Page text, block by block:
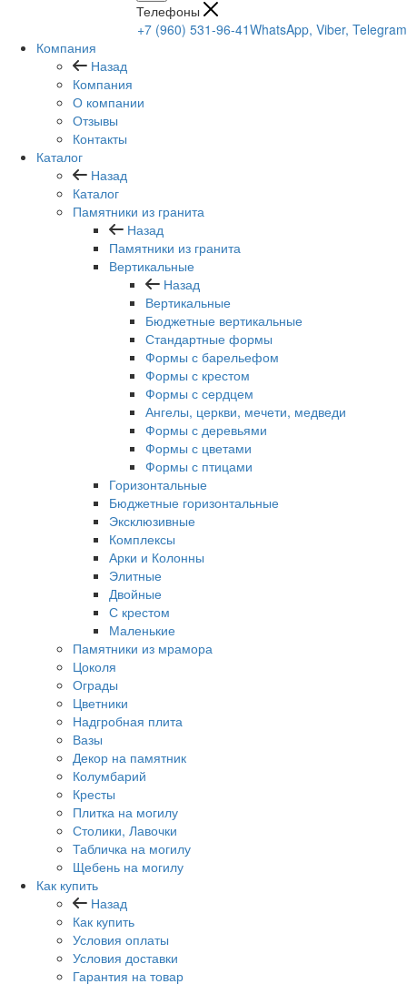
Телефоны
+7 (960) 531-96-41WhatsApp, Viber, Telegram
Компания
Назад
Компания
О компании
Отзывы
Контакты
Каталог
Назад
Каталог
Памятники из гранита
Назад
Памятники из гранита
Вертикальные
Назад
Вертикальные
Бюджетные вертикальные
Стандартные формы
Формы с барельефом
Формы с крестом
Формы с сердцем
Ангелы, церкви, мечети, медведи
Формы с деревьями
Формы с цветами
Формы с птицами
Горизонтальные
Бюджетные горизонтальные
Эксклюзивные
Комплексы
Арки и Колонны
Элитные
Двойные
С крестом
Маленькие
Памятники из мрамора
Цоколя
Ограды
Цветники
Надгробная плита
Вазы
Декор на памятник
Колумбарий
Кресты
Плитка на могилу
Столики, Лавочки
Табличка на могилу
Щебень на могилу
Как купить
Назад
Как купить
Условия оплаты
Условия доставки
Гарантия на товар